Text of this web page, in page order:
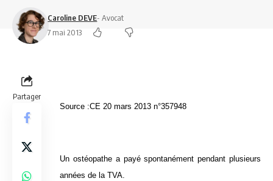
Caroline DEVE- Avocat
7 mai 2013
Partager
Source :CE 20 mars 2013 n°357948
Un ostéopathe a payé spontanément pendant plusieurs
années de la TVA.